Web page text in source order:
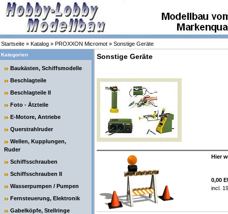
Startseite » Katalog » PROXXON Micromot » Sonstige Geräte
Kategorien
Baukästen, Schiffsmodelle
Beschlagteile
Beschlagteile II
Foto - Ätzteile
E-Motore, Antriebe
Querstrahlruder
Wellen, Kupplungen,
Ruder
Schiffsschrauben
Schiffsschrauben II
Wasserpumpen / Pumpen
Fernsteuerung, Elektronik
Gabelköpfe, Stellringe
Sonstige Geräte
Hier
0,00
incl.